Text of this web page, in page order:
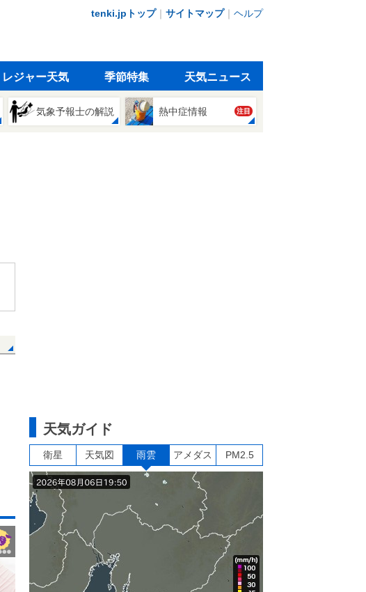
tenki.jpトップ｜ サイトマップ｜ ヘルプ
レジャー天気 季節特集 天気ニュース
気象予報士の解説 熱中症情報 注目
天気ガイド
衛星 天気図 雨雲 アメダス PM2.5